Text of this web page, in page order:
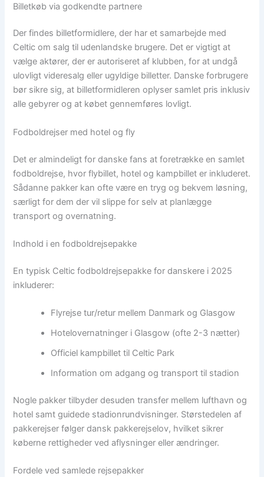
Billetkøb via godkendte partnere
Der findes billetformidlere, der har et samarbejde med
Celtic om salg til udenlandske brugere. Det er vigtigt at
vælge aktører, der er autoriseret af klubben, for at undgå
ulovligt videresalg eller ugyldige billetter. Danske forbrugere
bør sikre sig, at billetformidleren oplyser samlet pris inklusiv
alle gebyrer og at købet gennemføres lovligt.
Fodboldrejser med hotel og fly
Det er almindeligt for danske fans at foretrække en samlet
fodboldrejse, hvor flybillet, hotel og kampbillet er inkluderet.
Sådanne pakker kan ofte være en tryg og bekvem løsning,
særligt for dem der vil slippe for selv at planlægge
transport og overnatning.
Indhold i en fodboldrejsepakke
En typisk Celtic fodboldrejsepakke for danskere i 2025
inkluderer:
Flyrejse tur/retur mellem Danmark og Glasgow
Hotelovernatninger i Glasgow (ofte 2-3 nætter)
Officiel kampbillet til Celtic Park
Information om adgang og transport til stadion
Nogle pakker tilbyder desuden transfer mellem lufthavn og
hotel samt guidede stadionrundvisninger. Størstedelen af
pakkerejser følger dansk pakkerejselov, hvilket sikrer
køberne rettigheder ved aflysninger eller ændringer.
Fordele ved samlede rejsepakker